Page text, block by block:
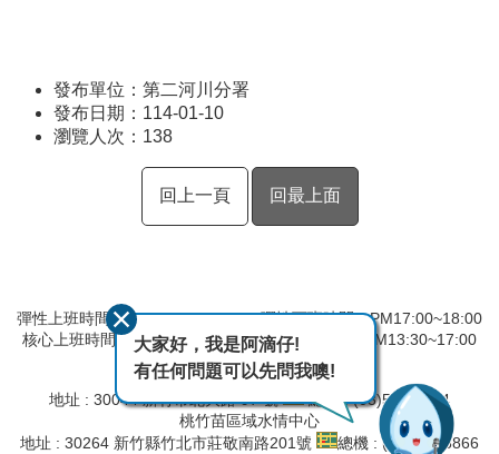
發布單位：第二河川分署
發布日期：114-01-10
瀏覽人次： 138
回上一頁 回最上面
彈性上班時間：AM8:00~09:00 彈性下班時間：PM17:00~18:00
核心上班時間：星期一 ~ 星期五 AM09:00~12:30 PM13:30~17:00
第二河川分署
地址 : 30044 新竹市北大路 97 號
總機 : (03)532-2334
桃竹苗區域水情中心
地址 : 30264 新竹縣竹北市莊敬南路201號
總機 : (03)657-8866
大家好，我是阿滴仔!
有任何問題可以先問我噢!